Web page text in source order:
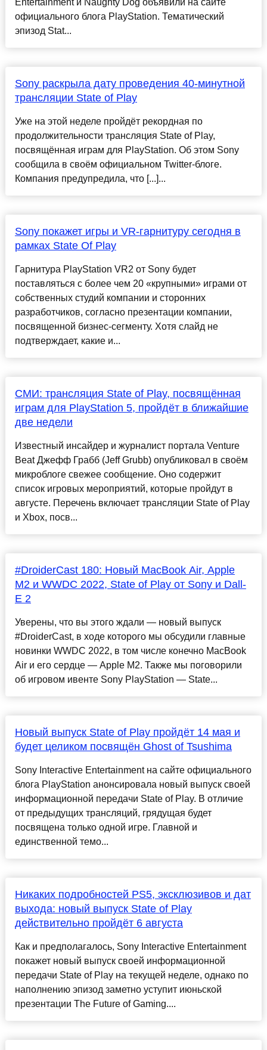
Entertainment и Naughty Dog объявили на сайте
официального блога PlayStation. Тематический
эпизод Stat...
Sony раскрыла дату проведения 40-минутной
трансляции State of Play
Уже на этой неделе пройдёт рекордная по
продолжительности трансляция State of Play,
посвящённая играм для PlayStation. Об этом Sony
сообщила в своём официальном Twitter-блоге.
Компания предупредила, что [...]...
Sony покажет игры и VR-гарнитуру сегодня в
рамках State Of Play
Гарнитура PlayStation VR2 от Sony будет
поставляться с более чем 20 «крупными» играми от
собственных студий компании и сторонних
разработчиков, согласно презентации компании,
посвященной бизнес-сегменту. Хотя слайд не
подтверждает, какие и...
СМИ: трансляция State of Play, посвящённая
играм для PlayStation 5, пройдёт в ближайшие
две недели
Известный инсайдер и журналист портала Venture
Beat Джефф Грабб (Jeff Grubb) опубликовал в своём
микроблоге свежее сообщение. Оно содержит
список игровых мероприятий, которые пройдут в
августе. Перечень включает трансляции State of Play
и Xbox, посв...
#DroiderCast 180: Новый MacBook Air, Apple
M2 и WWDC 2022, State of Play от Sony и Dall-
E 2
Уверены, что вы этого ждали — новый выпуск
#DroiderCast, в ходе которого мы обcудили главные
новинки WWDC 2022, в том числе конечно MacBook
Air и его сердце — Apple M2. Также мы поговорили
об игровом ивенте Sony PlayStation — State...
Новый выпуск State of Play пройдёт 14 мая и
будет целиком посвящён Ghost of Tsushima
Sony Interactive Entertainment на сайте официального
блога PlayStation анонсировала новый выпуск своей
информационной передачи State of Play. В отличие
от предыдущих трансляций, грядущая будет
посвящена только одной игре. Главной и
единственной темо...
Никаких подробностей PS5, эксклюзивов и дат
выхода: новый выпуск State of Play
действительно пройдёт 6 августа
Как и предполагалось, Sony Interactive Entertainment
покажет новый выпуск своей информационной
передачи State of Play на текущей неделе, однако по
наполнению эпизод заметно уступит июньской
презентации The Future of Gaming....